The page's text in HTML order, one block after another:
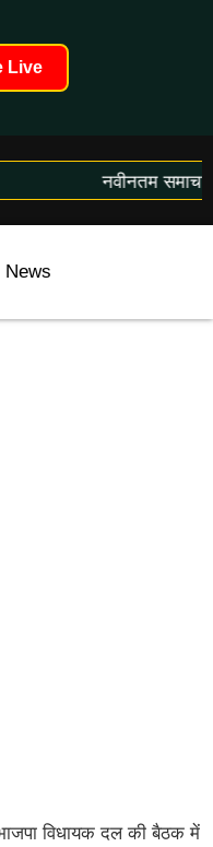
Live
नवीनतम समाचार
News
विधायक दल की बैठक में